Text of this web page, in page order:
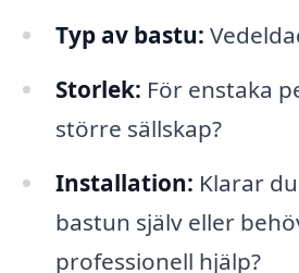
Typ av bastu:
Storlek: För enstaka
större sällskap?
Installation: Klarar
bastun själv eller
professionell hjälp?